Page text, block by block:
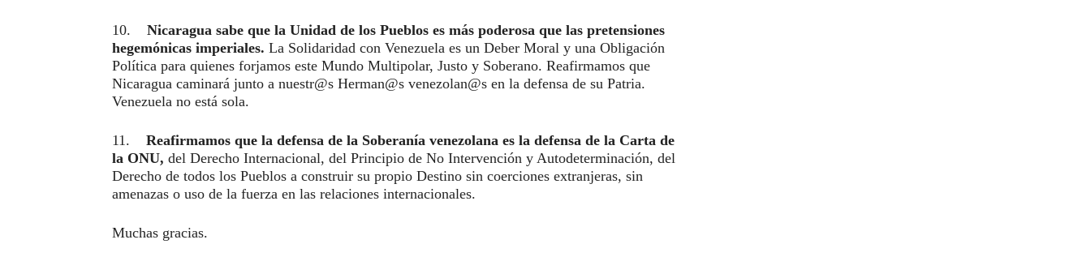
10.
Nicaragua sabe que la Unidad de los Pueblos es más poderosa que las pretensiones
hegemónicas imperiales. La Solidaridad con Venezuela es un Deber Moral y una Obligación
Política para quienes forjamos este Mundo Multipolar, Justo y Soberano. Reafirmamos que
Nicaragua caminará junto a nuestr@s Herman@s venezolan@s en la defensa de su Patria.
Venezuela no está sola.
11. Reafirmamos que la defensa de la Soberanía venezolana es la defensa de la Carta de
la ONU, del Derecho Internacional, del Principio de No Intervención y Autodeterminación, del
Derecho de todos los Pueblos a construir su propio Destino sin coerciones extranjeras, sin
amenazas o uso de la fuerza en las relaciones internacionales.
Muchas gracias.